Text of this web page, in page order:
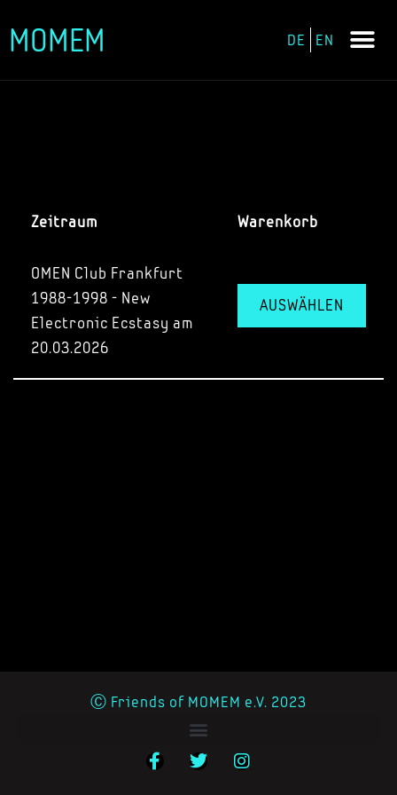
Zum
MOMEM DE EN
Zeitraum Warenkorb
OMEN Club Frankfurt
1988-1998 - New
Electronic Ecstasy am
20.03.2026
AUSWÄHLEN
Ⓒ Friends of MOMEM e.V. 2023